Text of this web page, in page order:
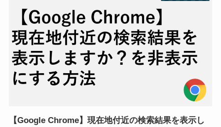
【Google Chrome】現在地付近の検索結果を表示し